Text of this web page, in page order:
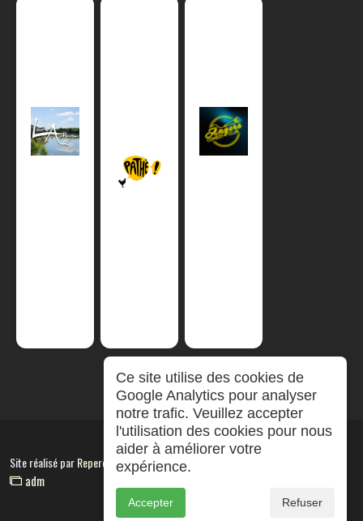
Site réalisé parRepereCom
adm
Ce site utilise des cookies de
Google Analytics pour analyser
notre trafic. Veuillez accepter
l'utilisation des cookies pour nous
aider à améliorer votre
expérience.
Accepter Refuser